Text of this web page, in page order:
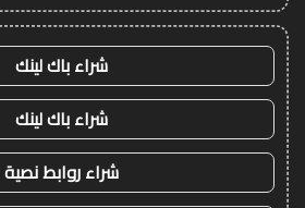
شراء باك لينك
شراء باك لينك
شراء روابط نصية